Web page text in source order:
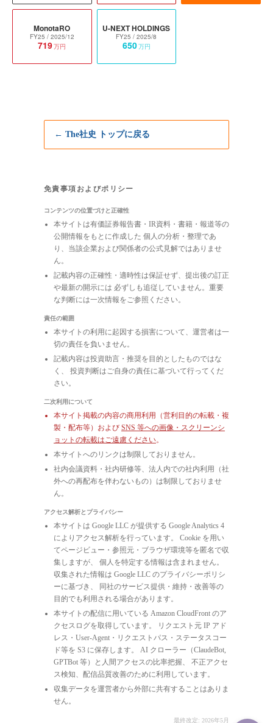
MonotaRO
FY25 / 2025/12
719万円
U-NEXT HOLDINGS
FY25 / 2025/8
650万円
← The社史 トップに戻る
免責事項およびポリシー
コンテンツの位置づけと正確性
本サイトは有価証券報告書・IR資料・書籍・報道等の
公開情報をもとに作成した 個人の分析・整理であ
り、当該企業および関係者の公式見解ではありませ
ん。
記載内容の正確性・適時性は保証せず、提出後の訂正
や最新の開示には 必ずしも追従していません。重要
な判断には一次情報をご参照ください。
責任の範囲
本サイトの利用に起因する損害について、運営者は一
切の責任を負いません。
記載内容は投資助言・推奨を目的としたものではな
く、 投資判断はご自身の責任に基づいて行ってくだ
さい。
二次利用について
本サイト掲載の内容の商用利用（営利目的の転載・複
製・配布等）および SNS 等への画像・スクリーンシ
ョットの転載はご遠慮ください。
本サイトへのリンクは制限しておりません。
社内会議資料・社内研修等、法人内での社内利用（社
外への再配布を伴わないもの）は制限しておりませ
ん。
アクセス解析とプライバシー
本サイトは Google LLC が提供する Google Analytics 4
によりアクセス解析を行っています。 Cookie を用い
てページビュー・参照元・ブラウザ環境等を匿名で収
集しますが、 個人を特定する情報は含まれません。
収集された情報は Google LLC のプライバシーポリシ
ーに基づき、 同社のサービス提供・維持・改善等の
目的でも利用される場合があります。
本サイトの配信に用いている Amazon CloudFront のア
クセスログを取得しています。 リクエスト元 IP アド
レス・User-Agent・リクエストパス・ステータスコー
ド等を S3 に保存します。 AI クローラー（ClaudeBot,
GPTBot 等）と人間アクセスの比率把握、 不正アクセ
ス検知、配信品質改善のために利用しています。
収集データを運営者から外部に共有することはありま
せん。
最終改定: 2026年5月